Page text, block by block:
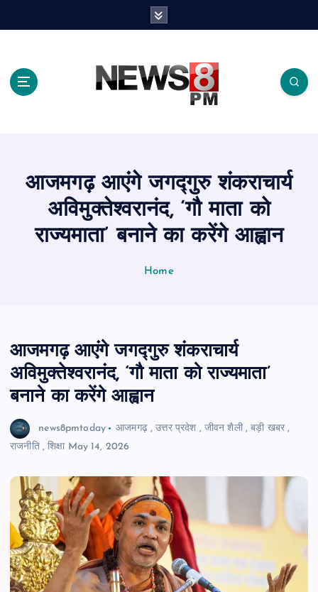
आजमगढ़ आएंगे जगद्गुरु शंकराचार्य
अविमुक्तेश्वरानंद, ‘गौ माता को
राज्यमाता’ बनाने का करेंगे आह्वान
Home
आजमगढ़ आएंगे जगद्गुरु शंकराचार्य
अविमुक्तेश्वरानंद, ‘गौ माता को राज्यमाता’
बनाने का करेंगे आह्वान
news8pmtoday आजमगढ़,उत्तर प्रदेश , जीवन शैली,बड़ी खबर ,
राजनीति,शिक्षा May 14, 2026